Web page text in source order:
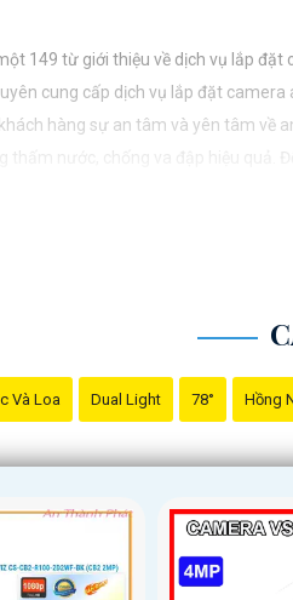
149 từ giới thiệu về dịch vụ lắp
cung cấp dịch vụ lắp đặt
hàng sự an tâm và yên tâm về
thấm nước, chống va đập hiệu quả.
Và Loa Dual Light 78° Hồng